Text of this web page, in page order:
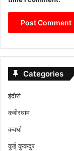
Categories
इंदौरी
कबीरधाम
कवर्धा
कुई कुकदुर